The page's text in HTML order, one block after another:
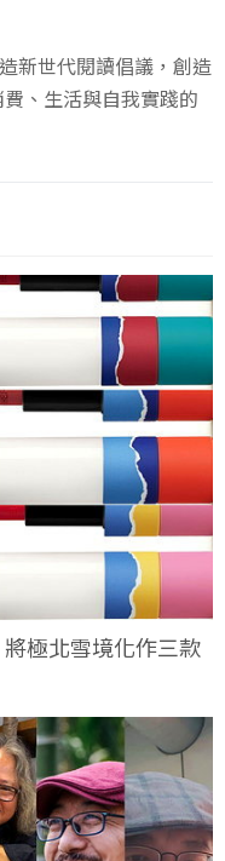
新世代閱讀倡議，創造
、生活與自我實踐的
極北雪境化作三款